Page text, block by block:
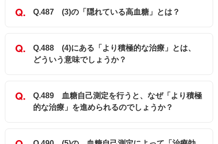
Q.487 (3)の「隠れている高血糖」とは？
Q.488 (4)にある「より積極的な治療」とは、
どういう意味でしょうか？
Q.489 血糖自己測定を行うと、なぜ「より積極
的な治療」を進められるのでしょうか？